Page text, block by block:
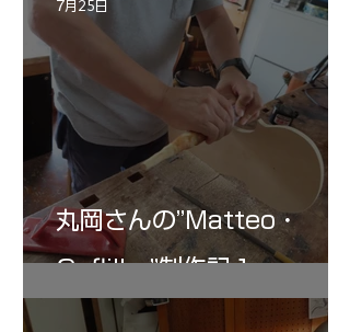
丸岡さんの”Matteo・
Gofliller”制作記１
7月25日